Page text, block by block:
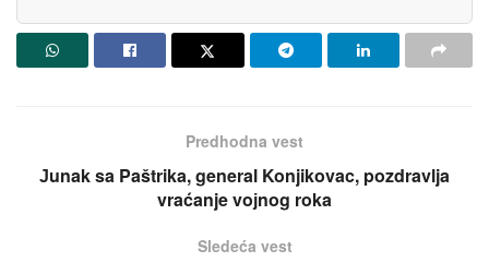
Predhodna vest
Јunak sa Paštrika, general Konjikovac, pozdravlja
vraćanje voјnog roka
Sledeća vest